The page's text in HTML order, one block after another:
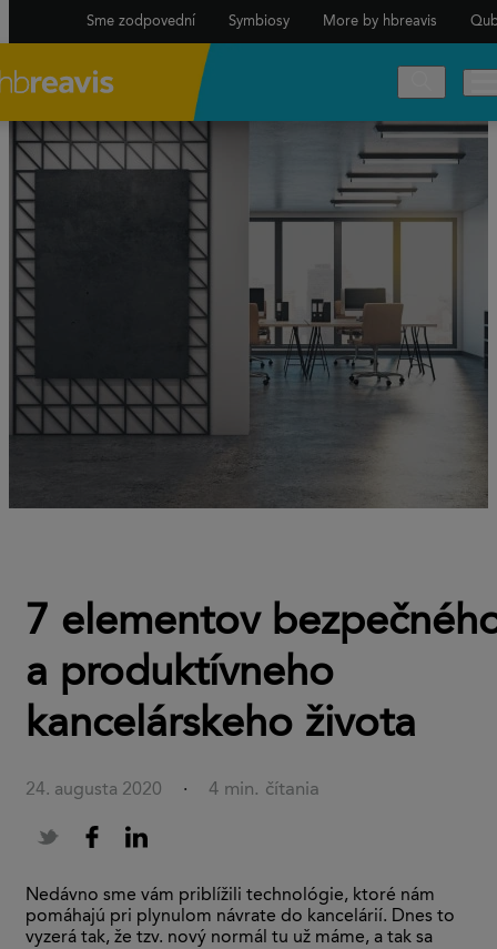
Sme zodpovední Symbiosy More by hbreavis
7 elementov
a produktívneho
kancelárskeho života
24. augusta 2020 · 4 min. čítania
Nedávno sme vám priblížili technológie, ktoré nám
pomáhajú pri plynulom návrate do kancelárií. Dnes to
vyzerá tak, že tzv. nový normál tu už máme, a tak sa